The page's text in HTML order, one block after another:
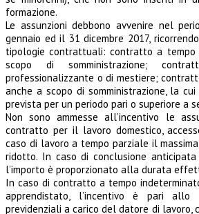
formazione.
Le assunzioni debbono avvenire nel
gennaio ed il 31 dicembre 2017,
tipologie contrattuali: contratto a tempo
scopo di somministrazione;
professionalizzante o di mestiere;
anche a scopo di somministrazione, la
prevista per un periodo pari o superiore a
Non sono ammesse all’incentivo le
contratto per il lavoro domestico,
caso di lavoro a tempo parziale il
ridotto. In caso di conclusione
l’importo è proporzionato alla durata
In caso di contratto a tempo
apprendistato, l’incentivo è pari allo
previdenziali a carico del datore di lavoro,